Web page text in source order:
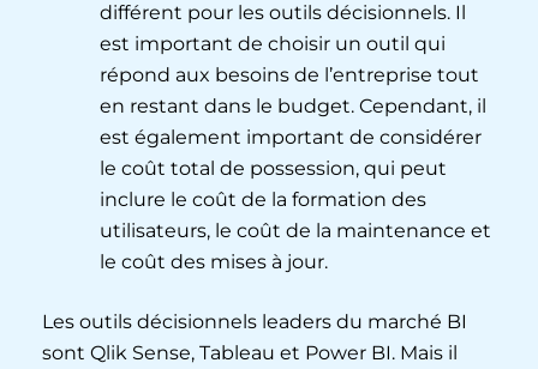
différent pour les outils décisionnels. Il
est important de choisir un outil qui
répond aux besoins de l’entreprise tout
en restant dans le budget. Cependant, il
est également important de considérer
le coût total de possession, qui peut
inclure le coût de la formation des
utilisateurs, le coût de la maintenance et
le coût des mises à jour.
Les outils décisionnels leaders du marché BI
sont Qlik Sense, Tableau et Power BI. Mais il